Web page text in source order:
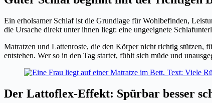
Ein erholsamer Schlaf ist die Grundlage für Wohlbefinden,
die Ursache direkt unter ihnen liegt: eine ungeeignete
Matratzen und Lattenroste, die den Körper nicht richtig stützen,
entstehen. Wer so in den Tag startet, fühlt sich müde und
Der Lattoflex-Effekt: Spürbar besser